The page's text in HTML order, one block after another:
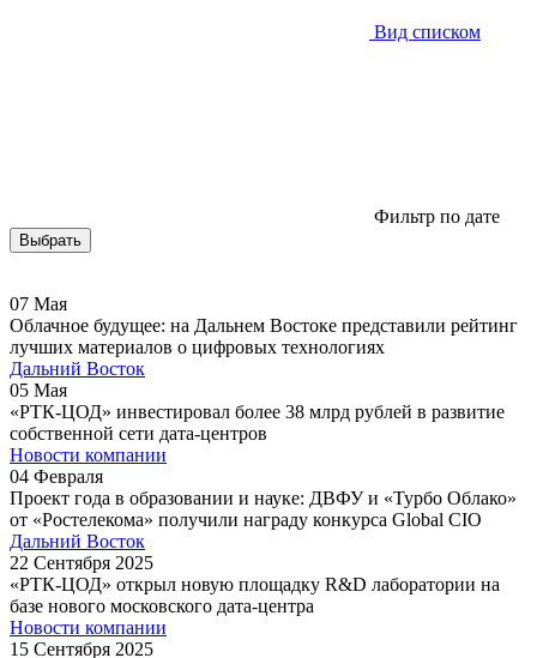
Фильтр по дате
Выбрать
07 Мая
Облачное будущее: на Дальнем Востоке представили рейтинг
лучших материалов о цифровых технологиях
Дальний Восток
05 Мая
«РТК-ЦОД» инвестировал более 38 млрд рублей в развитие
собственной сети дата-центров
Новости компании
04 Февраля
Проект года в образовании и науке: ДВФУ и «Турбо Облако»
от «Ростелекома» получили награду конкурса Global CIO
Дальний Восток
22 Сентября 2025
«РТК-ЦОД» открыл новую площадку R&D лаборатории на
базе нового московского дата-центра
Новости компании
15 Сентября 2025